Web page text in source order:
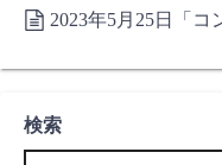
2023年5月25日「コ
検索